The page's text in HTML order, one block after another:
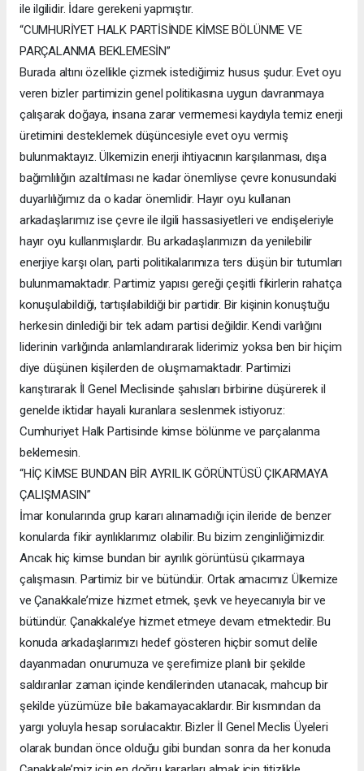
ile ilgilidir. İdare gerekeni yapmıştır.
“CUMHURİYET HALK PARTİSİNDE KİMSE BÖLÜNME VE
PARÇALANMA BEKLEMESİN”
Burada altını özellikle çizmek istediğimiz husus şudur. Evet oyu
veren bizler partimizin genel politikasına uygun davranmaya
çalışarak doğaya, insana zarar vermemesi kaydıyla temiz enerji
üretimini desteklemek düşüncesiyle evet oyu vermiş
bulunmaktayız. Ülkemizin enerji ihtiyacının karşılanması, dışa
bağımlılığın azaltılması ne kadar önemliyse çevre konusundaki
duyarlılığımız da o kadar önemlidir. Hayır oyu kullanan
arkadaşlarımız ise çevre ile ilgili hassasiyetleri ve endişeleriyle
hayır oyu kullanmışlardır. Bu arkadaşlarımızın da yenilebilir
enerjiye karşı olan, parti politikalarımıza ters düşün bir tutumları
bulunmamaktadır. Partimiz yapısı gereği çeşitli fikirlerin rahatça
konuşulabildiği, tartışılabildiği bir partidir. Bir kişinin konuştuğu
herkesin dinlediği bir tek adam partisi değildir. Kendi varlığını
liderinin varlığında anlamlandırarak liderimiz yoksa ben bir hiçim
diye düşünen kişilerden de oluşmamaktadır. Partimizi
karıştırarak İl Genel Meclisinde şahısları birbirine düşürerek il
genelde iktidar hayali kuranlara seslenmek istiyoruz:
Cumhuriyet Halk Partisinde kimse bölünme ve parçalanma
beklemesin.
“HİÇ KİMSE BUNDAN BİR AYRILIK GÖRÜNTÜSÜ ÇIKARMAYA
ÇALIŞMASIN”
İmar konularında grup kararı alınamadığı için ileride de benzer
konularda fikir ayrılıklarımız olabilir. Bu bizim zenginliğimizdir.
Ancak hiç kimse bundan bir ayrılık görüntüsü çıkarmaya
çalışmasın. Partimiz bir ve bütündür. Ortak amacımız Ülkemize
ve Çanakkale’mize hizmet etmek, şevk ve heyecanıyla bir ve
bütündür. Çanakkale’ye hizmet etmeye devam etmektedir. Bu
konuda arkadaşlarımızı hedef gösteren hiçbir somut delile
dayanmadan onurumuza ve şerefimize planlı bir şekilde
saldıranlar zaman içinde kendilerinden utanacak, mahcup bir
şekilde yüzümüze bile bakamayacaklardır. Bir kısmından da
yargı yoluyla hesap sorulacaktır. Bizler İl Genel Meclis Üyeleri
olarak bundan önce olduğu gibi bundan sonra da her konuda